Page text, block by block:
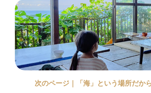
次のページ｜「海」という場所だか